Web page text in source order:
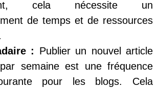
cela nécessite un
de temps et de ressources
: Publier un nouvel article
semaine est une fréquence
pour les blogs. Cela